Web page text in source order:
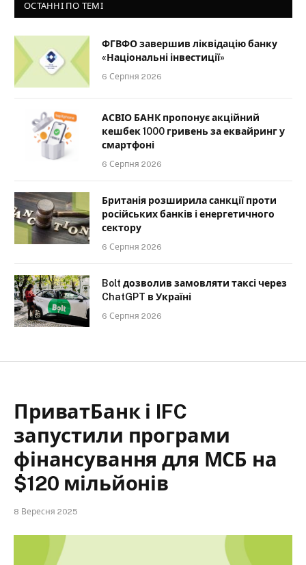
ОСТАННІ ПО ТЕМІ
ФГВФО завершив ліквідацію банку
«Національні інвестиції»
6 Серпня 2026
АСВІО БАНК пропонує акційний
кешбек 1000 гривень за еквайринг у
смартфоні
6 Серпня 2026
Британія розширила санкції проти
російських банків і енергетичного
сектору
6 Серпня 2026
Bolt дозволив замовляти таксі через
ChatGPT в Україні
6 Серпня 2026
ПриватБанк і IFC
запустили програми
фінансування для МСБ на
$120 мільйонів
8 Вересня 2025